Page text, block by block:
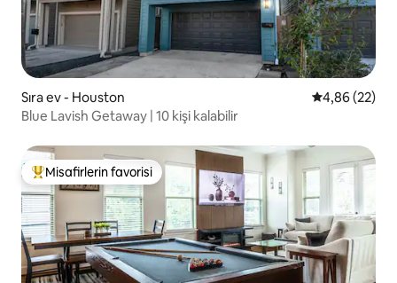
Sıra ev - Houston 5 üzerinden
4,86 (22)
Blue Lavish Getaway | 10 kişi kalabilir
Misafirlerin favorilerinden en beğenilenler arasında
Misafirlerin favorisi